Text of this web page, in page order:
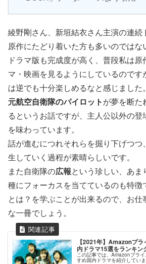
綾野剛さん、新垣結衣さん主演の連
原作にたどり着いた方も多いのではな
ドラマ版も完成度が高く、普段私は
マ・映画を見るようにしているのです
は逆でも十分楽しめるなと感じました。
元航空自衛隊のパイロットが夢を断た
るというお話ですが、主人公以外の登
を味わっています。
話が進むにつれそれらを掘り下げつ
生していく過程が素晴らしいです。
また自衛隊の広報という珍しい、あ
種にフォーカスを当てているのも特
とは？を学ぶことが出来るので、お
な一冊でしょう。
【2021年】Amazonプ
内ドラマ15選をランキン
この記事では、Amazonプラ
すめ国内ドラマを紹介していま